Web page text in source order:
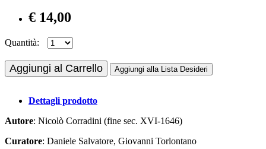
€ 14,00
Quantità:
Aggiungi al Carrello Aggiungi alla Lista Desideri
Dettagli prodotto
Autore: Nicolò Corradini (fine sec. XVI-1646)
Curatore: Daniele Salvatore, Giovanni Torlontano